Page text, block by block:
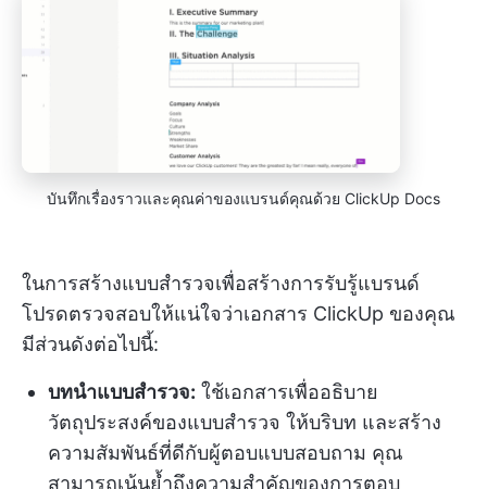
บันทึกเรื่องราวและคุณค่าของแบรนด์คุณด้วย ClickUp Docs
ในการสร้างแบบสำรวจเพื่อสร้างการรับรู้แบรนด์
โปรดตรวจสอบให้แน่ใจว่าเอกสาร ClickUp ของคุณ
มีส่วนดังต่อไปนี้:
บทนำแบบสำรวจ: ใช้เอกสารเพื่ออธิบาย
วัตถุประสงค์ของแบบสำรวจ ให้บริบท และสร้าง
ความสัมพันธ์ที่ดีกับผู้ตอบแบบสอบถาม คุณ
สามารถเน้นย้ำถึงความสำคัญของการตอบ